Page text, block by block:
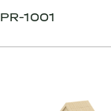
PR-1001